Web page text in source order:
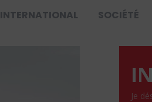
INTERNATIONAL SOCIÉTÉ
Je